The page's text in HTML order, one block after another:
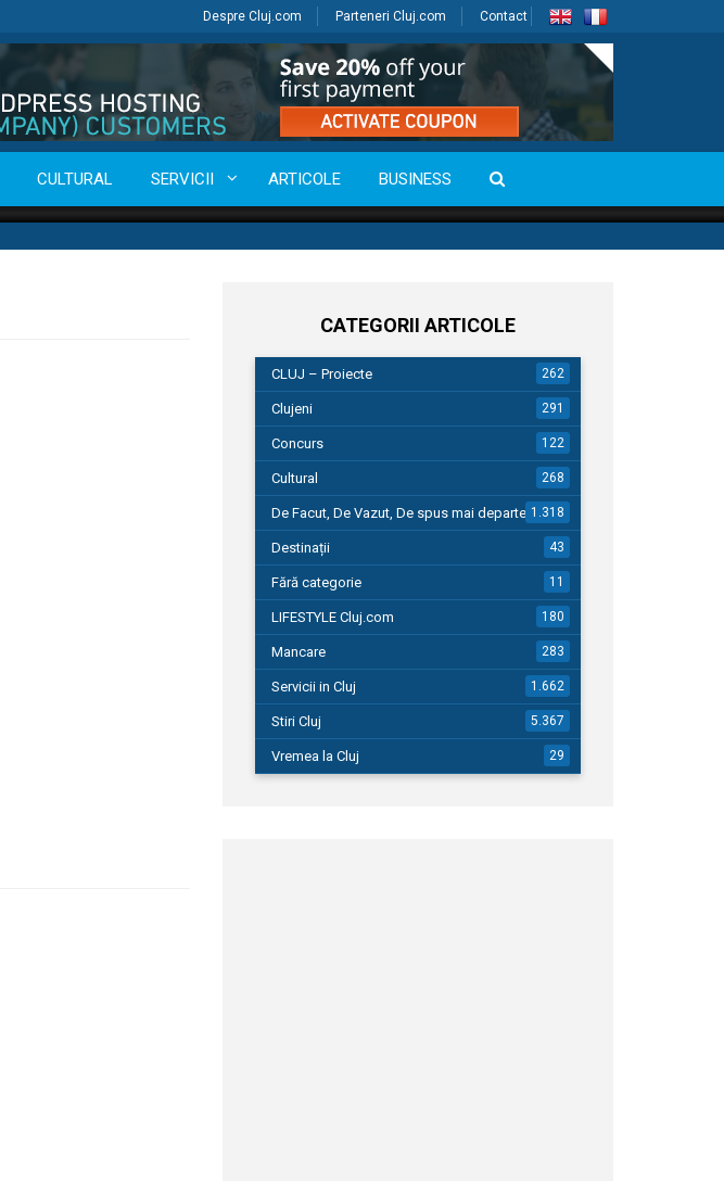
Despre Cluj.com Parteneri Cluj.com Contact
CULTURAL SERVICII ARTICOLE BUSINESS
CATEGORII ARTICOLE
CLUJ – Proiecte 262
Clujeni 291
Concurs 122
Cultural 268
De Facut, De Vazut, De spus mai departe…1.318
Destinații 43
Fără categorie 11
LIFESTYLE Cluj.com 180
Mancare 283
Servicii in Cluj 1.662
Stiri Cluj 5.367
Vremea la Cluj 29